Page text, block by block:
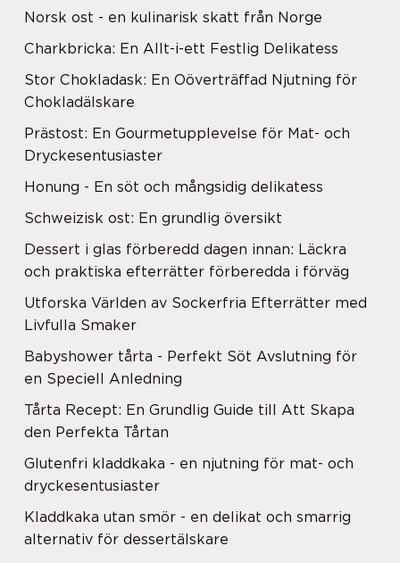
Norsk ost - en kulinarisk skatt från Norge
Charkbricka: En Allt-i-ett Festlig Delikatess
Stor Chokladask: En Oöverträffad Njutning för
Chokladälskare
Prästost: En Gourmetupplevelse för Mat- och
Dryckesentusiaster
Honung - En söt och mångsidig delikatess
Schweizisk ost: En grundlig översikt
Dessert i glas förberedd dagen innan: Läckra
och praktiska efterrätter förberedda i förväg
Utforska Världen av Sockerfria Efterrätter med
Livfulla Smaker
Babyshower tårta - Perfekt Söt Avslutning för
en Speciell Anledning
Tårta Recept: En Grundlig Guide till Att Skapa
den Perfekta Tårtan
Glutenfri kladdkaka - en njutning för mat- och
dryckesentusiaster
Kladdkaka utan smör - en delikat och smarrig
alternativ för dessertälskare